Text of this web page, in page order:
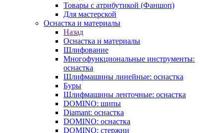
Товары с атрибутикой (Фаншоп)
Для мастерской
Оснастка и материалы
Назад
Оснастка и материалы
Шлифование
Многофункциональные инструменты:
оснастка
Шлифмашины линейные: оснастка
Буры
Шлифмашины ленточные: оснастка
DOMINO: шипы
Diamant: оснастка
DOMINO: оснастка
DOMINO: стержни